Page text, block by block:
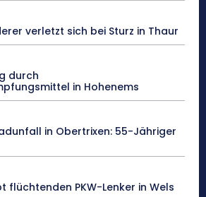
verletzt sich bei Sturz in Thaur
durch
in Hohenems
in Obertrixen: 55-Jähriger
PKW-Lenker in Wels